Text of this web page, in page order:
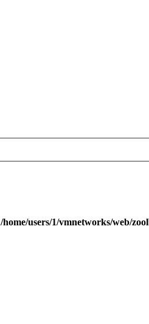
/home/users/1/vmnetworks/web/